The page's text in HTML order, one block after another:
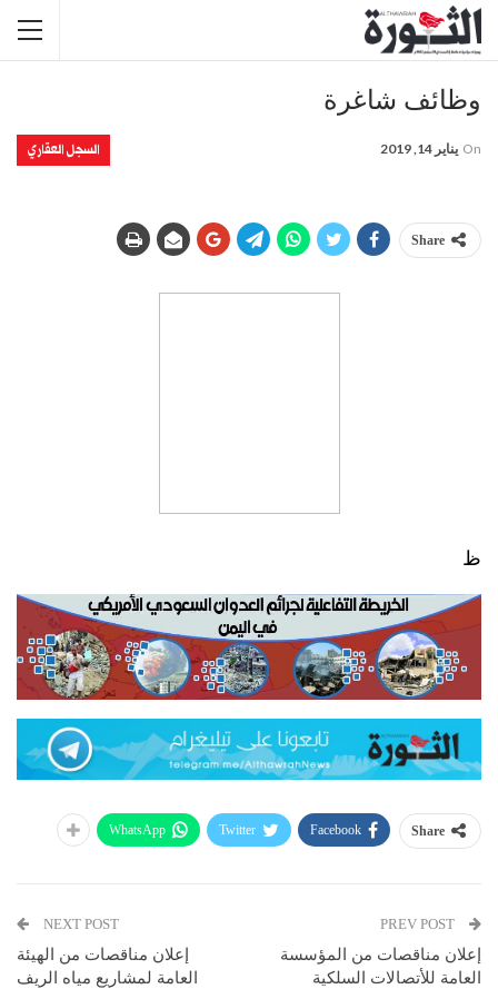
وظائف شاغرة
السجل العقاري On يناير 14, 2019
Share
ظ
Share
Facebook
Twitter
WhatsApp
إعلان مناقصات من المؤسسة
العامة للأتصالات السلكية
NEXT POST
إعلان مناقصات من الهيئة
العامة لمشاريع مياه الريف